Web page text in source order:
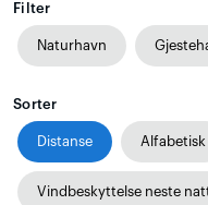
Filter
Naturhavn
Sorter
Distanse Alfabetisk
Vindbeskyttelse neste